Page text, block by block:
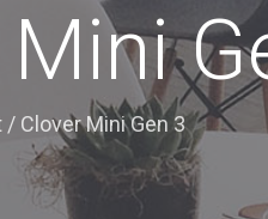
/ Clover Mini Gen 3